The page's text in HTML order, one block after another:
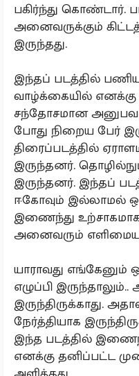
பகிர்ந்து கொண்டார்.
அனைவருக்கும்
இருந்தது.
இந்தப் படத்தில்
வாழ்க்கையில் எனக்கு
சந்தோசமான
போது நிறைய பேர்
திரைப்படத்தில்
இருந்தனர்.
இருந்தனர். இந்தப்
ஈகோவும் இல்லாமல்
இணைந்து
அனைவரும்
யாராவது எங்கேனும்
எழுப்பி
இருந்திருக்காது.
நேர்த்தியாக
இந்த படத்தில்
எனக்கு தனிப்பட்ட